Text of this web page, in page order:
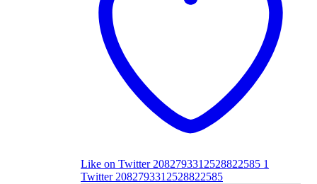
Like on Twitter 2082793312528822585 1
Twitter 2082793312528822585